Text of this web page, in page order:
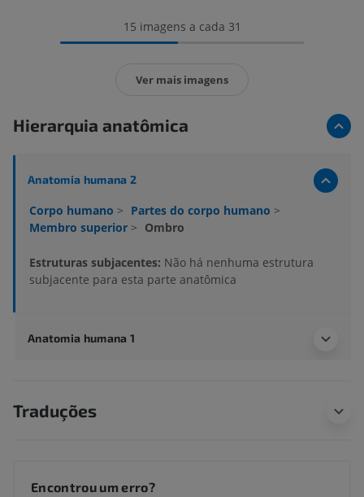
15 imagens a cada 31
Ver mais imagens
Hierarquia anatômica
Anatomia humana 2
Corpo humano > Partes do corpo humano >
Membro superior > Ombro
Estruturas subjacentes: Não há nenhuma estrutura
subjacente para esta parte anatômica
Anatomia humana 1
Traduções
Encontrou um erro?